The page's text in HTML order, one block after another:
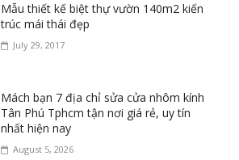
Mẫu thiết kế biệt thự vườn 140m2 kiến
trúc mái thái đẹp
July 29, 2017
Mách bạn 7 địa chỉ sửa cửa nhôm kính
Tân Phú Tphcm tận nơi giá rẻ, uy tín
nhất hiện nay
August 5, 2026